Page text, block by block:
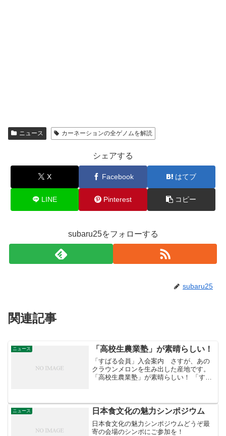
ニュース カーネーションの全ゲノムを解読
シェアする
X Facebook はてブ
LINE Pinterest コピー
subaru25をフォローする
subaru25
関連記事
ニュース 「高校生農業塾」が素晴らしい！
「すばる会員」入会案内 さすが、あの
クラウンメロンを生み出した産地です。
「高校生農業塾」が素晴らしい！ 「すば
ニュース 日本食文化の魅力シンポジウム
日本食文化の魅力シンポジウムどうぞ最
寄の会場のシンポにご参加を！